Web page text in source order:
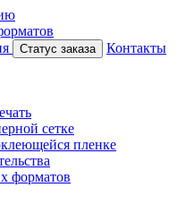
Статус заказа
Контакты
сетке
пленке
форматов